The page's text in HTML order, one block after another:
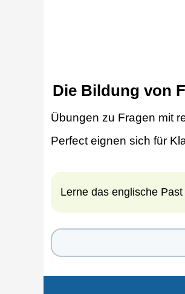
Die Bildung von
Übungen zu Fragen mit
Perfect eignen sich für
Lerne das englische